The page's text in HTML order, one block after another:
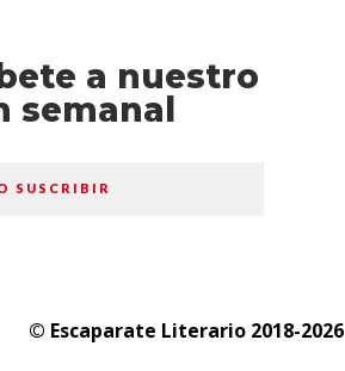
a nuestro
semanal
SUSCRIBIR
© Escaparate Literario 2018-2026